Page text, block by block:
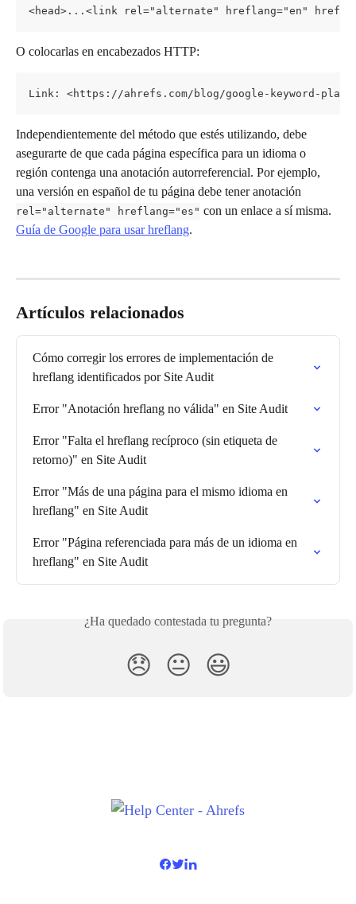
<head>...<link rel="alternate" hreflang="en"
O colocarlas en encabezados HTTP:
Link: <https://ahrefs.com/blog/google-keyword-
Independientemente del método que estés utilizando, debe
asegurarte de que cada página específica para un idioma o
región contenga una anotación autorreferencial. Por ejemplo,
una versión en español de tu página debe tener anotación
rel="alternate" hreflang="es" con un enlace a sí misma.
Guía de Google para usar hreflang.
Artículos relacionados
Cómo corregir los errores de implementación de
hreflang identificados por Site Audit
Error "Anotación hreflang no válida" en Site Audit
Error "Falta el hreflang recíproco (sin etiqueta de
retorno)" en Site Audit
Error "Más de una página para el mismo idioma en
hreflang" en Site Audit
Error "Página referenciada para más de un idioma en
hreflang" en Site Audit
¿Ha quedado contestada tu pregunta?
😞 😐 😃